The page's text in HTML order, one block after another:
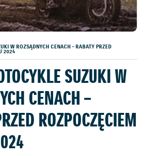
W ROZSĄDNYCH CENACH – RABATY PRZED
2024
SUZUKI W
CENACH –
ROZPOCZĘCIEM